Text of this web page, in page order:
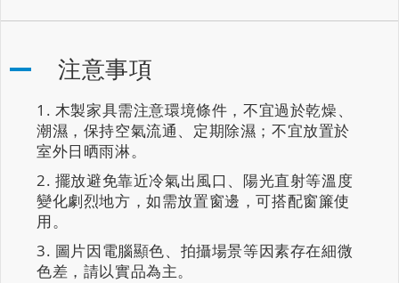
注意事項
木製家具需注意環境條件，不宜過於乾燥、
潮濕，保持空氣流通、定期除濕；不宜放置於
室外日晒雨淋。
擺放避免靠近冷氣出風口、陽光直射等溫度
變化劇烈地方，如需放置窗邊，可搭配窗簾使
用。
圖片因電腦顯色、拍攝場景等因素存在細微
色差，請以實品為主。